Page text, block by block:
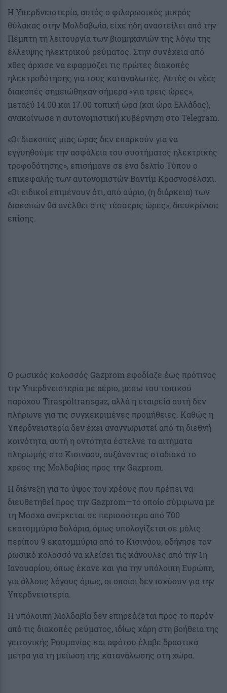
Η Υπερδνειστερία, αυτός ο φιλορωσικός μικρός
θύλακας στην Μολδαβωία, είχε ήδη αναστείλει από την
Πέμπτη τη λειτουργία των βιομηχανιών της λόγω της
έλλειψης ηλεκτρικού ρεύματος. Στην συνέχεια από
χθες άρχισε να εφαρμόζει τις πρώτες διακοπές
ηλεκτροδότησης για τους καταναλωτές. Αυτές οι νέες
διακοπές σημειώθηκαν σήμερα «για τρεις ώρες»,
μεταξύ 14.00 και 17.00 τοπική ώρα (και ώρα Ελλάδας),
ανακοίνωσε η αυτονομιστική κυβέρνηση στο Telegram.
«Οι διακοπές μίας ώρας δεν επαρκούν για να
εγγυηθούμε την ασφάλεια του συστήματος ηλεκτρικής
τροφοδότησης», επισήμανε σε ένα δελτίο Τύπου ο
επικεφαλής των αυτονομιστών Βαντίμ Κρασνοσέλσκι.
«Οι ειδικοί επιμένουν ότι, από αύριο, (η διάρκεια) των
διακοπών θα ανέλθει στις τέσσερις ώρες», διευκρίνισε
επίσης.
Ο ρωσικός κολοσσός Gazprom εφοδίαζε έως πρότινος
την Υπερδνειστερία με αέριο, μέσω του τοπικού
παρόχου Tiraspoltransgaz, αλλά η εταιρεία αυτή δεν
πλήρωνε για τις συγκεκριμένες προμήθειες. Καθώς η
Υπερδνειστερία δεν έχει αναγνωριστεί από τη διεθνή
κοινότητα, αυτή η οντότητα έστελνε τα αιτήματα
πληρωμής στο Κισινάου, αυξάνοντας σταδιακά το
χρέος της Μολδαβίας προς την Gazprom.
Η διένεξη για το ύψος του χρέους που πρέπει να
διευθετηθεί προς την Gazprom—το οποίο σύμφωνα με
τη Μόσχα ανέρχεται σε περισσότερα από 700
εκατομμύρια δολάρια, όμως υπολογίζεται σε μόλις
περίπου 9 εκατομμύρια από το Κισινάου, οδήγησε τον
ρωσικό κολοσσό να κλείσει τις κάνουλες από την 1η
Ιανουαρίου, όπως έκανε και για την υπόλοιπη Ευρώπη,
για άλλους λόγους όμως, οι οποίοι δεν ισχύουν για την
Υπερδνειστερία.
Η υπόλοιπη Μολδαβία δεν επηρεάζεται προς το παρόν
από τις διακοπές ρεύματος, ιδίως χάρη στη βοήθεια της
γειτονικής Ρουμανίας και αφότου έλαβε δραστικά
μέτρα για τη μείωση της κατανάλωσης στη χώρα.